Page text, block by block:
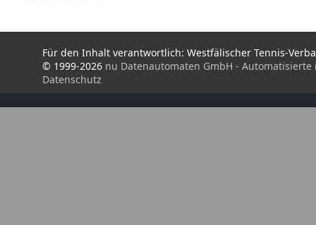
Für den Inhalt verantwortlich: Westfälischer Tennis-
© 1999-2026 nu Datenautomaten GmbH -
Datenschutz